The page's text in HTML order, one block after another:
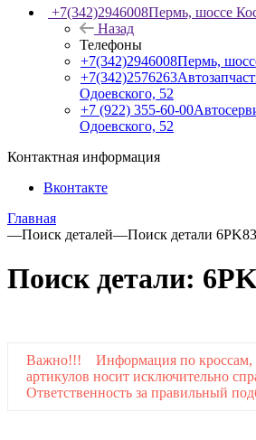
+7(342)2946008Пермь, шоссе
Назад
Телефоны
+7(342)2946008Пермь,
+7(342)2576263
Одоевского, 52
+7 (922) 355-60-00
Одоевского, 52
Контактная информация
Вконтакте
Главная
—Поиск деталей—Поиск детали
Поиск детали:
Важно!!! Информация по кроссам,
артикулов носит исключительно
Ответственность за правильный